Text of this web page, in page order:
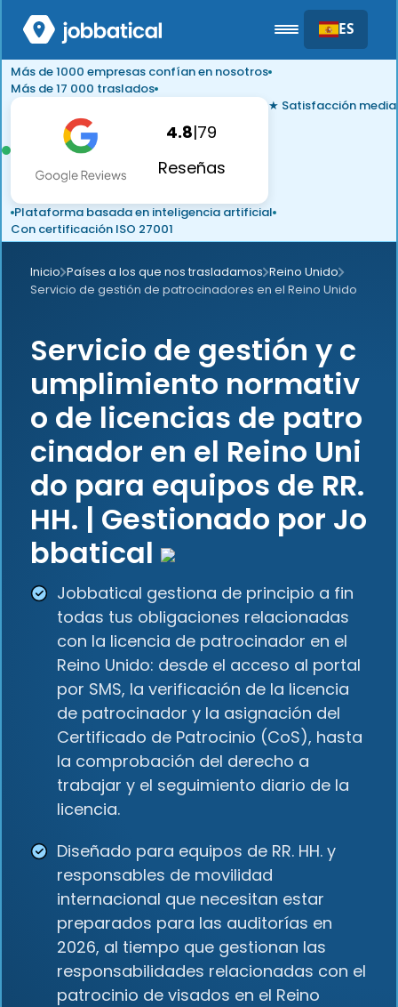
ES
Más de 1000 empresas confían en nosotros
Más de 17 000 traslados
4.8|79
Reseñas
★ Satisfacción media
Plataforma basada en inteligencia artificial
Con certificación ISO 27001
Inicio Países a los que nos trasladamos Reino Unido
Servicio de gestión de patrocinadores en el Reino Unido
Servicio de gestión y c
umplimiento normativ
o de licencias de patro
cinador en el Reino Uni
do para equipos de RR.
HH. | Gestionado por Jo
bbatical
Jobbatical gestiona de principio a fin
todas tus obligaciones relacionadas
con la licencia de patrocinador en el
Reino Unido: desde el acceso al portal
por SMS, la verificación de la licencia
de patrocinador y la asignación del
Certificado de Patrocinio (CoS), hasta
la comprobación del derecho a
trabajar y el seguimiento diario de la
licencia.
Diseñado para equipos de RR. HH. y
responsables de movilidad
internacional que necesitan estar
preparados para las auditorías en
2026, al tiempo que gestionan las
responsabilidades relacionadas con el
patrocinio de visados en el Reino